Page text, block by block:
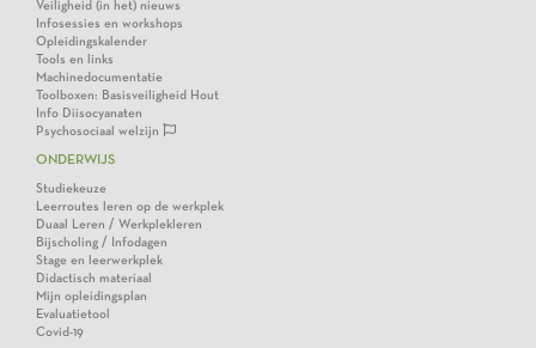
Veiligheid (in het) nieuws
Infosessies en workshops
Opleidingskalender
Tools en links
Machinedocumentatie
Toolboxen: Basisveiligheid Hout
Info Diisocyanaten
Psychosociaal welzijn
ONDERWIJS
Studiekeuze
Leerroutes leren op de werkplek
Duaal Leren / Werkplekleren
Bijscholing / Infodagen
Stage en leerwerkplek
Didactisch materiaal
Mijn opleidingsplan
Evaluatietool
Covid-19